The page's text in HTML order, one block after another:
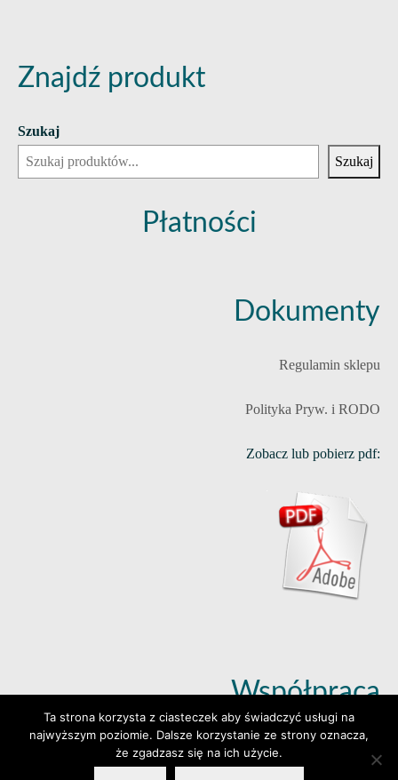
Znajdź produkt
Szukaj
Szukaj
Płatności
Dokumenty
Regulamin sklepu
Polityka Pryw. i RODO
Zobacz lub pobierz pdf:
Współpraca
Dowiedz się więcej (klik)
Ta strona korzysta z ciasteczek aby świadczyć usługi na
najwyższym poziomie. Dalsze korzystanie ze strony oznacza,
że zgadzasz się na ich użycie.